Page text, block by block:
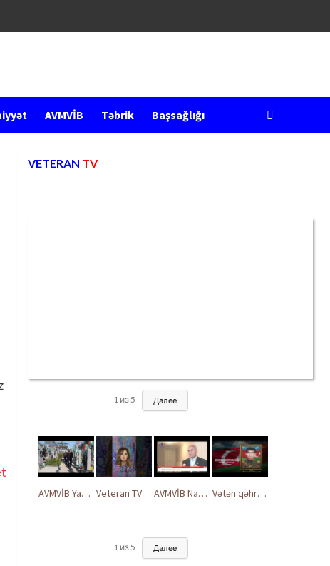
AVMVİB Təbrik Başsağlığı
VETERAN TV
1 из5 Далее
AVMVİB Yasamal rayon şöbəsinin kollektivi Şəhidlər Xiyabanında Veteran TV AVMVİB Naxçıvan MR təşkilatı şəhidlərimizin xatirəsinə həsr olunmuş tədbir keçirdi Vətən qəhrəmanları ilə ucalır
1 из 5 Далее